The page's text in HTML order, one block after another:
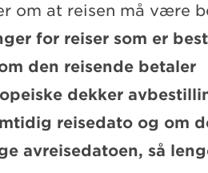
om at reisen må være
for reiser som er
den reisende betaler
dekker
reisedato og om
avreisedatoen, så